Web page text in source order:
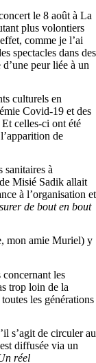
le 8 août à La
plus volontiers
comme je l’ai
spectacles dans des
peur liée à un
culturels en
Covid-19 et des
celles-ci ont été
de
sanitaires à
Misié Sadik allait
à l’organisation et
de bout en bout
mon amie Muriel) y
concernant les
trop loin de la
les générations
s’agit de circuler au
diffusée via un
réel